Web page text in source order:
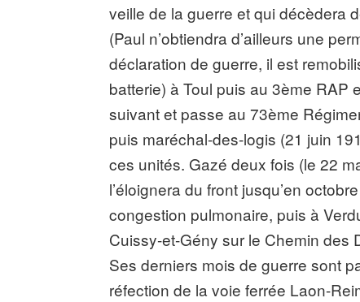
veille de la guerre et qui décèdera
(Paul n’obtiendra d’ailleurs une
déclaration de guerre, il est
batterie) à Toul puis au 3ème RAP
suivant et passe au 73ème
puis maréchal-des-logis (21 juin
ces unités. Gazé deux fois (le 22
l’éloignera du front jusqu’en
congestion pulmonaire, puis à
Cuissy-et-Gény sur le Chemin des
Ses derniers mois de guerre sont
réfection de la voie ferrée Laon-